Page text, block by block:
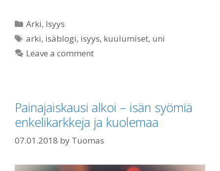
Categories
Arki, Isyys
Tags
arki, isäblogi, isyys, kuulumiset, uni
Leave a comment
Painajaiskausi alkoi – isän syömiä
enkelikarkkeja ja kuolemaa
07.01.2018 by Tuomas